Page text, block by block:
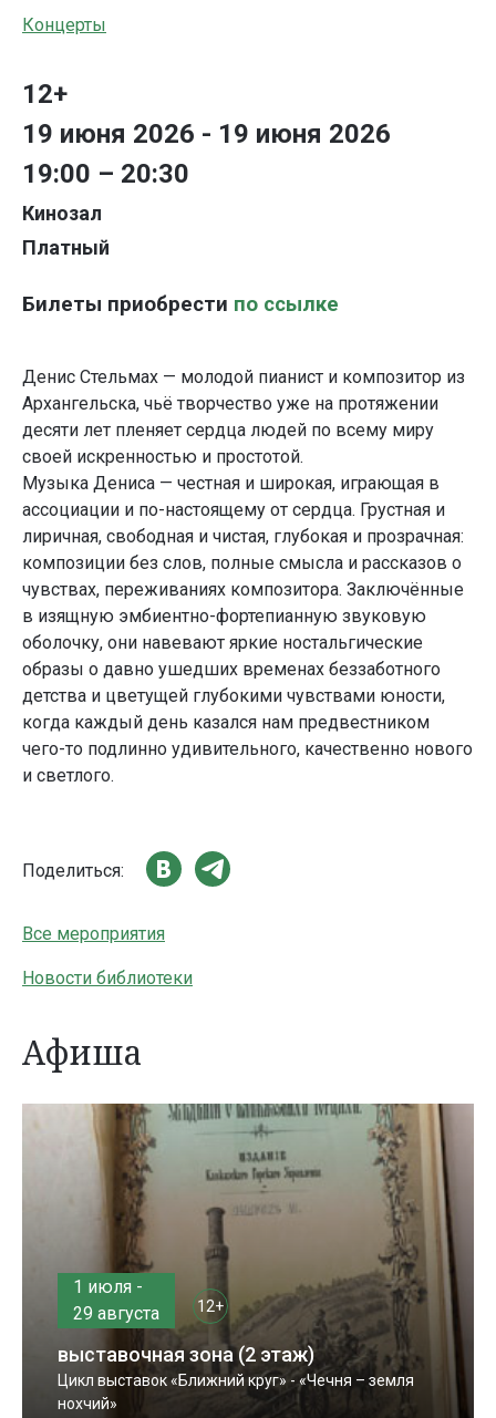
Концерты
12+
19 июня 2026 - 19 июня 2026
19:00 – 20:30
Кинозал
Платный
Билеты приобрести по ссылке
Денис Стельмах — молодой пианист и композитор из
Архангельска, чьё творчество уже на протяжении
десяти лет пленяет сердца людей по всему миру
своей искренностью и простотой.
Музыка Дениса — честная и широкая, играющая в
ассоциации и по-настоящему от сердца. Грустная и
лиричная, свободная и чистая, глубокая и прозрачная:
композиции без слов, полные смысла и рассказов о
чувствах, переживаниях композитора. Заключённые
в изящную эмбиентно-фортепианную звуковую
оболочку, они навевают яркие ностальгические
образы о давно ушедших временах беззаботного
детства и цветущей глубокими чувствами юности,
когда каждый день казался нам предвестником
чего-то подлинно удивительного, качественно нового
и светлого.
Поделиться:
Все мероприятия
Новости библиотеки
Афиша
1 июля -
29 августа
12+
выставочная зона (2 этаж)
Цикл выставок «Ближний круг» - «Чечня – земля
нохчий»